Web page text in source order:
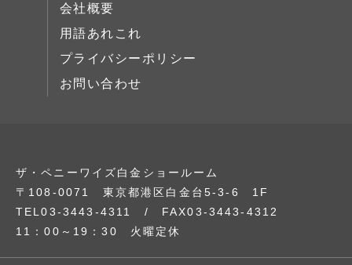
会社概要
用語あれこれ
プライバシーポリシー
お問い合わせ
ザ・ペニーワイズ白金ショールーム
〒108-0071 東京都港区白金台5-3-6 1F
TEL03-3443-4311 / FAX03-3443-4312
11：00～19：30 火曜定休